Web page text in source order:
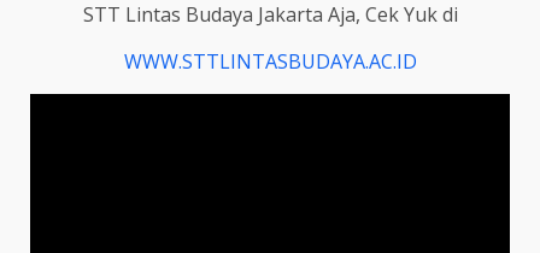
STT Lintas Budaya Jakarta Aja, Cek Yuk di
WWW.STTLINTASBUDAYA.AC.ID